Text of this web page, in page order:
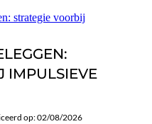
IMPULSIEVE
op: 02/08/2026